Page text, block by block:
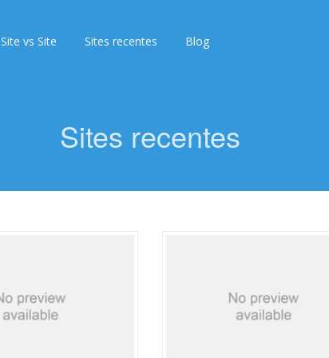
Site vs Site Sites recentes Blog
Sites recentes